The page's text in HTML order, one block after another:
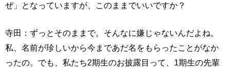
ぜ」となっていますが、このままでいいですか？
寺田：ずっとそのままで。そんなに嫌じゃないんだよね。
私、名前が珍しいから今まであだ名をもらったことがなか
ったの。でも、私たち2期生のお披露目って、1期生の先輩